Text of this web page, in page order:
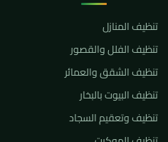
تنظيف المنازل
تنظيف الفلل والقصور
تنظيف الشقق والعمائر
تنظيف البيوت بالبخار
تنظيف وتعقيم السجاد